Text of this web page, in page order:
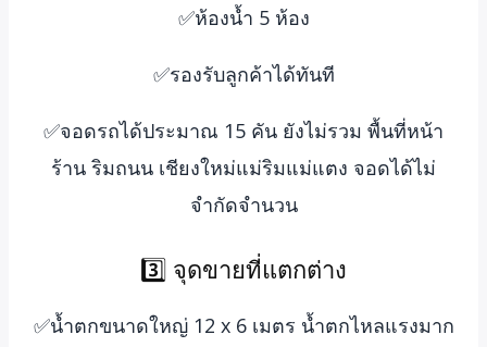
✅ห้องน้ำ 5 ห้อง
✅รองรับลูกค้าได้ทันที
✅จอดรถได้ประมาณ 15 คัน ยังไม่รวม พื้นที่หน้า
ร้าน ริมถนน เชียงใหม่แม่ริมแม่แตง จอดได้ไม่
จำกัดจำนวน
3️⃣ จุดขายที่แตกต่าง
✅น้ำตกขนาดใหญ่ 12 x 6 เมตร น้ำตกไหลแรงมาก